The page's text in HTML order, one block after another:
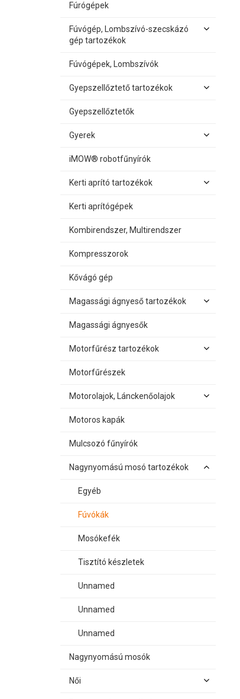
Fúrógépek
Fúvógép, Lombszívó-szecskázó
gép tartozékok
Fúvógépek, Lombszívók
Gyepszellőztető tartozékok
Gyepszellőztetők
Gyerek
iMOW® robotfűnyírók
Kerti aprító tartozékok
Kerti aprítógépek
Kombirendszer, Multirendszer
Kompresszorok
Kővágó gép
Magassági ágnyeső tartozékok
Magassági ágnyesők
Motorfűrész tartozékok
Motorfűrészek
Motorolajok, Lánckenőolajok
Motoros kapák
Mulcsozó fűnyírók
Nagynyomású mosó tartozékok
Egyéb
Fúvókák
Mosókefék
Tisztító készletek
Unnamed
Unnamed
Unnamed
Nagynyomású mosók
Női